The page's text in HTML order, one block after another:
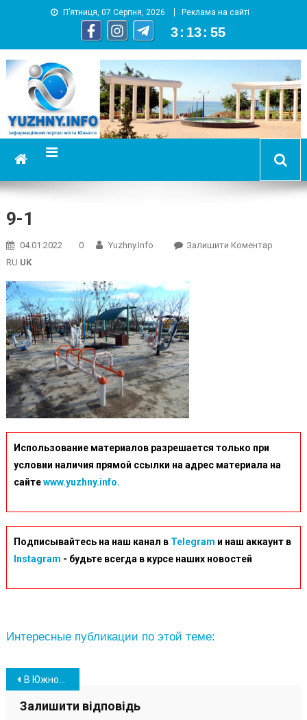
П’ятниця, 07 Серпня, 2026 Реклама на сайті
3 : 13 : 56
YUZHNY.INFO
информационный портал города Южный
9-1
04.01.2022 0 Yuzhny.info Залишити КоментарOn
RU UK
Использование материалов разрешается только при
условии наличия прямой ссылки на адрес материала на
сайтеwww.yuzhny.info.
Подписывайтесь на наш канал в Telegram и наш аккаунт в
Instagram - будьте всегда в курсе наших новостей
Интересные публикации по этой теме:
Навігація
записів
В Южном завершают строительство еще одной спортивной площадки (фото)
Залишити відповідь